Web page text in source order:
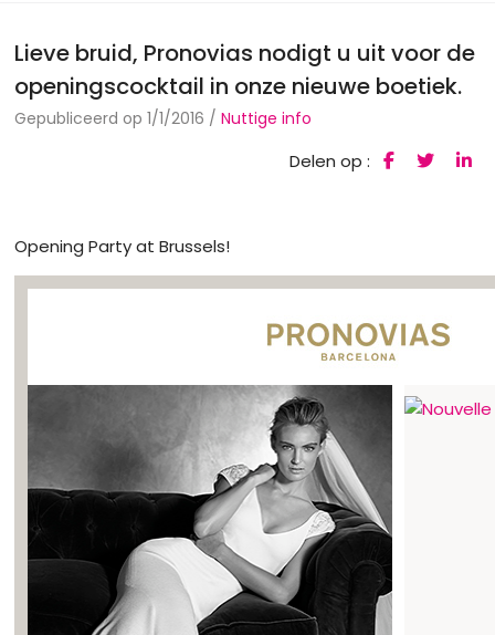
Lieve bruid, Pronovias nodigt u uit voor de
openingscocktail in onze nieuwe boetiek.
Gepubliceerd op 1/1/2016 /Nuttige info
Delen op :
Opening Party at Brussels!